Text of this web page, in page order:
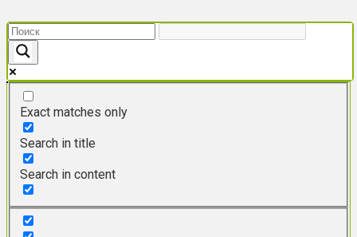
к
контенту
Exact matches only
Search in title
Search in content